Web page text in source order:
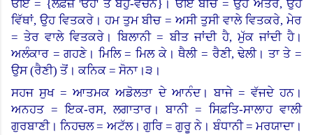
ਓਇ = {ਲਫ਼ਜ਼ 'ਓਹ'ਤੋਂ ਬਹੁ-ਵਚਨ} ।ਓਇ ਬੀਚ = ਉਹ ਅੰਤਰੇ,ਉਹ
ਵਿੱਥਾਂ, ਉਹ ਵਿਤਕਰੇ।ਹਮ ਤੁਮ ਬੀਚ = ਅਸੀ ਤੁਸੀ ਵਾਲੇ ਵਿਤਕਰੇ, ਮੇਰ
= ਤੇਰ ਵਾਲੇ ਵਿਤਕਰੇ। ਬਿਲਾਨੀ = ਬੀਤ ਜਾਂਦੀ ਹੈ, ਮੁੱਕ ਜਾਂਦੀ ਹੈ।
ਅਲੰਕਾਰ = ਗਹਣੇ। ਮਿਲਿ = ਮਿਲ ਕੇ।ਥੈਲੀ = ਰੈਣੀ, ਢੇਲੀ। ਤਾ ਤੇ =
ਉਸ (ਰੈਣੀ) ਤੋਂ। ਕਨਿਕ = ਸੋਨਾ।੩।
ਸਹਜ ਸੁਖ = ਆਤਮਕ ਅਡੋਲਤਾ ਦੇ ਆਨੰਦ। ਬਾਜੇ = ਵੱਜਦੇ ਹਨ।
ਅਨਹਤ = ਇਕ-ਰਸ, ਲਗਾਤਾਰ। ਬਾਨੀ = ਸਿਫ਼ਤਿ-ਸਾਲਾਹ ਵਾਲੀ
ਗੁਰਬਾਣੀ। ਨਿਹਚਲ = ਅਟੱਲ। ਗੁਰਿ = ਗੁਰੂ ਨੇ। ਬੰਧਾਨੀ = ਮਰਯਾਦਾ।